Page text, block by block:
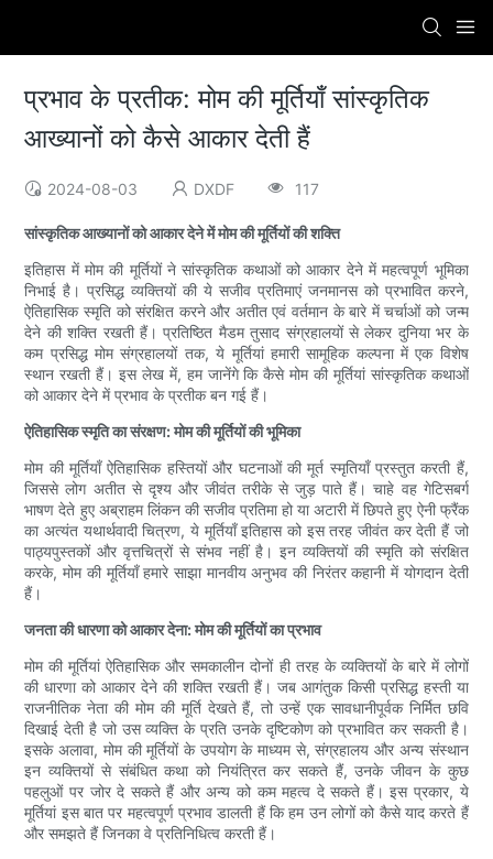
प्रभाव के प्रतीक: मोम की मूर्तियाँ सांस्कृतिक
आख्यानों को कैसे आकार देती हैं
2024-08-03 DXDF 117
सांस्कृतिक आख्यानों को आकार देने में मोम की मूर्तियों की शक्ति
इतिहास में मोम की मूर्तियों ने सांस्कृतिक कथाओं को आकार देने में महत्वपूर्ण भूमिका
निभाई है। प्रसिद्ध व्यक्तियों की ये सजीव प्रतिमाएं जनमानस को प्रभावित करने,
ऐतिहासिक स्मृति को संरक्षित करने और अतीत एवं वर्तमान के बारे में चर्चाओं को जन्म
देने की शक्ति रखती हैं। प्रतिष्ठित मैडम तुसाद संग्रहालयों से लेकर दुनिया भर के
कम प्रसिद्ध मोम संग्रहालयों तक, ये मूर्तियां हमारी सामूहिक कल्पना में एक विशेष
स्थान रखती हैं। इस लेख में, हम जानेंगे कि कैसे मोम की मूर्तियां सांस्कृतिक कथाओं
को आकार देने में प्रभाव के प्रतीक बन गई हैं।
ऐतिहासिक स्मृति का संरक्षण: मोम की मूर्तियों की भूमिका
मोम की मूर्तियाँ ऐतिहासिक हस्तियों और घटनाओं की मूर्त स्मृतियाँ प्रस्तुत करती हैं,
जिससे लोग अतीत से दृश्य और जीवंत तरीके से जुड़ पाते हैं। चाहे वह गेटिसबर्ग
भाषण देते हुए अब्राहम लिंकन की सजीव प्रतिमा हो या अटारी में छिपते हुए ऐनी फ्रैंक
का अत्यंत यथार्थवादी चित्रण, ये मूर्तियाँ इतिहास को इस तरह जीवंत कर देती हैं जो
पाठ्यपुस्तकों और वृत्तचित्रों से संभव नहीं है। इन व्यक्तियों की स्मृति को संरक्षित
करके, मोम की मूर्तियाँ हमारे साझा मानवीय अनुभव की निरंतर कहानी में योगदान देती
हैं।
जनता की धारणा को आकार देना: मोम की मूर्तियों का प्रभाव
मोम की मूर्तियां ऐतिहासिक और समकालीन दोनों ही तरह के व्यक्तियों के बारे में लोगों
की धारणा को आकार देने की शक्ति रखती हैं। जब आगंतुक किसी प्रसिद्ध हस्ती या
राजनीतिक नेता की मोम की मूर्ति देखते हैं, तो उन्हें एक सावधानीपूर्वक निर्मित छवि
दिखाई देती है जो उस व्यक्ति के प्रति उनके दृष्टिकोण को प्रभावित कर सकती है।
इसके अलावा, मोम की मूर्तियों के उपयोग के माध्यम से, संग्रहालय और अन्य संस्थान
इन व्यक्तियों से संबंधित कथा को नियंत्रित कर सकते हैं, उनके जीवन के कुछ
पहलुओं पर जोर दे सकते हैं और अन्य को कम महत्व दे सकते हैं। इस प्रकार, ये
मूर्तियां इस बात पर महत्वपूर्ण प्रभाव डालती हैं कि हम उन लोगों को कैसे याद करते हैं
और समझते हैं जिनका वे प्रतिनिधित्व करती हैं।